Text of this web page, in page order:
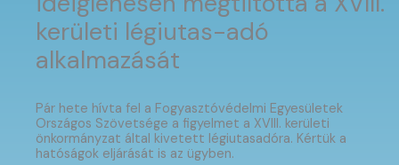
kerületi légiutas-adó
alkalmazását
Pár hete hívta fel a Fogyasztóvédelmi Egyesületek
Országos Szövetsége a figyelmet a XVIII. kerületi
önkormányzat által kivetett légiutasadóra. Kértük a
hatóságok eljárását is az ügyben.